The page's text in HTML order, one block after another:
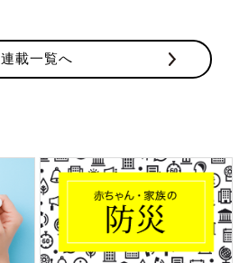
連載一覧へ